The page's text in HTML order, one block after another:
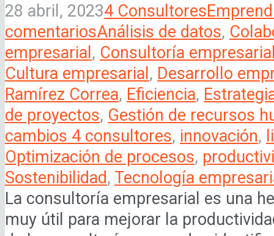
28 abril, 20234 Consultores
comentariosAnálisis de datos,
empresarial , Consultoría
Cultura empresarial , Desarrollo
Ramírez Correa, Eficiencia,
de proyectos, Gestión de recursos
cambios 4 consultores, innovación,
Optimización de procesos,
Sostenibilidad, Tecnología
La consultoría empresarial es una
muy útil para mejorar la